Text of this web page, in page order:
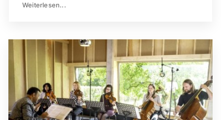
Weiterlesen...